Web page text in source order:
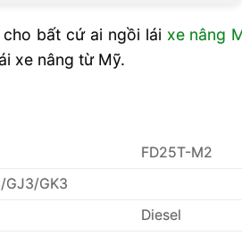
bất cứ ai ngồi lái xe nâng
xe nâng từ Mỹ.
FD25T-M2
GJ3/GK3
Diesel